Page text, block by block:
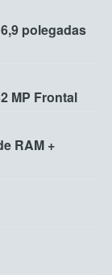
polegadas
MP Frontal
RAM +